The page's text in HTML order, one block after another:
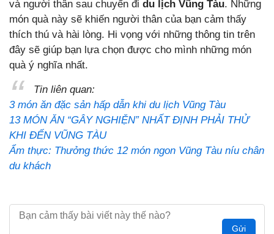
và người thân sau chuyến đi du lịch Vũng Tàu. Những
món quà này sẽ khiến người thân của bạn cảm thấy
thích thú và hài lòng. Hi vọng với những thông tin trên
đây sẽ giúp bạn lựa chọn được cho mình những món
quà ý nghĩa nhất.
Tin liên quan:
3 món ăn đặc sản hấp dẫn khi du lịch Vũng Tàu
13 MÓN ĂN “GÂY NGHIỆN” NHẤT ĐỊNH PHẢI THỬ
KHI ĐẾN VŨNG TÀU
Ẩm thực: Thưởng thức 12 món ngon Vũng Tàu níu chân
du khách
Gửi